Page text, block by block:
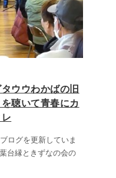
ウウわかばの旧
聴いて青春にカ
ログを更新していま
台縁ときずなの会の